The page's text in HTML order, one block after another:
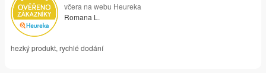
včera na webu Heureka
Romana L.
hezký produkt, rychlé dodání